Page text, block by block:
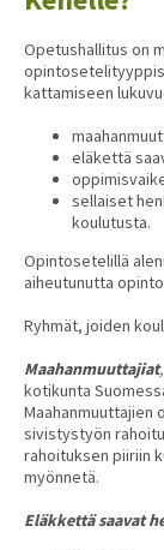
Opetushallitus on
kattamiseen
eläkettä
sellaiset
koulutusta.
Opintosetelillä
aiheutunutta
Ryhmät, joiden
Maahanmuuttajiat,
kotikunta
Maahanmuuttajien
sivistystyön
rahoituksen piiriin
myönnetä.
Eläkkettä saavat